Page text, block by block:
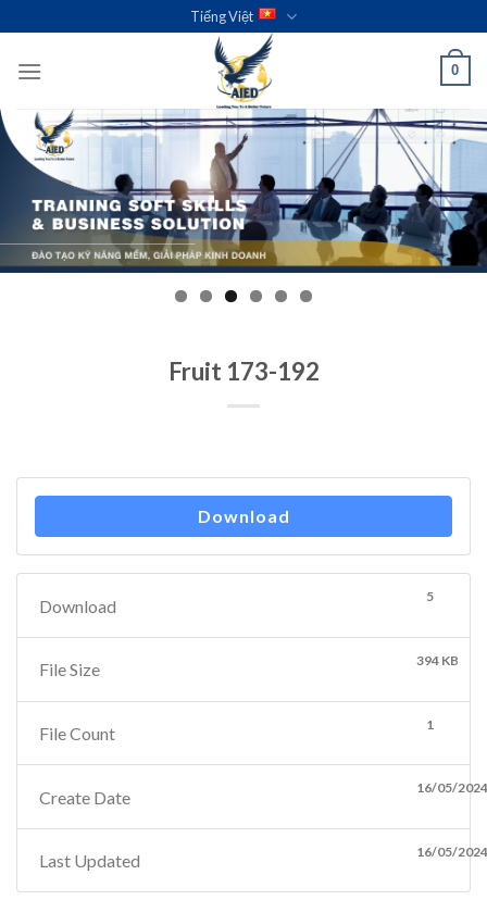
to
content
Tiếng Việt
0
Fruit 173-192
Download
Download 5
File Size 394 KB
File Count 1
Create Date 16/05/
Last Updated 16/05/